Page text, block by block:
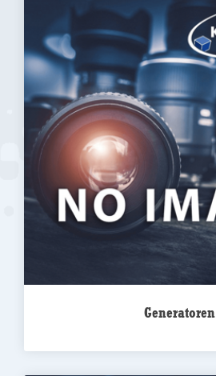
Generatoren